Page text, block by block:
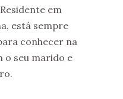
em
está sempre
conhecer na
o seu marido e